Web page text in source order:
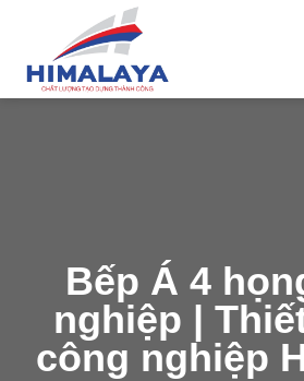
Bếp Á 4
nghiệp |
công nghiệp